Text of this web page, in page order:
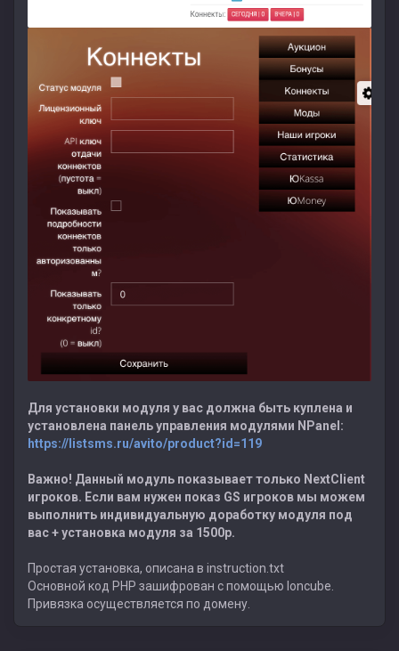
Для установки модуля у вас должна быть куплена и
установлена панель управления модулями NPanel:
https://listsms.ru/avito/product?id=119
Важно! Данный модуль показывает только NextClient
игроков. Если вам нужен показ GS игроков мы можем
выполнить индивидуальную доработку модуля под
вас + установка модуля за 1500р.
Простая установка, описана в instruction.txt
Основной код PHP зашифрован с помощью Ioncube.
Привязка осуществляется по домену.